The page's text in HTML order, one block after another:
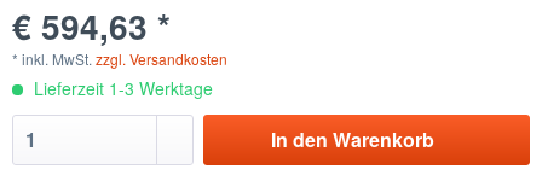
€ 594,63 *
* inkl. MwSt. zzgl. Versandkosten
Lieferzeit 1-3 Werktage
In den Warenkorb